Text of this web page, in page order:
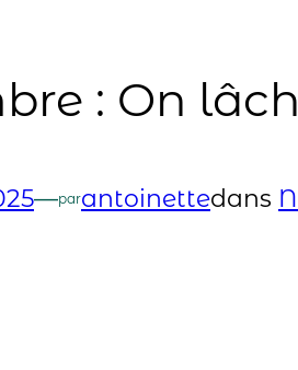
: On
—parantoinettedans